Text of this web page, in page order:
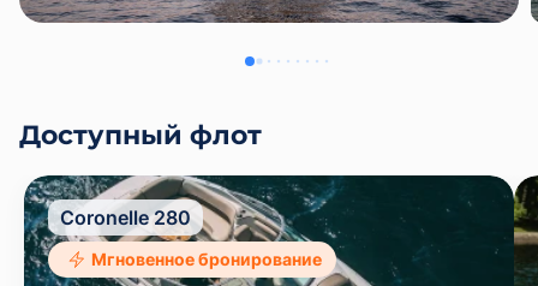
Доступный флот
Coronelle 280
Мгновенное бронирование